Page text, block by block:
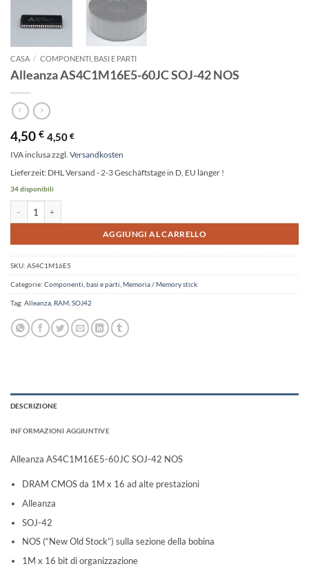
CASA / COMPONENTI, BASI E PARTI
Alleanza AS4C1M16E5-60JC SOJ-42 NOS
4,50 € 4,50 €
IVA inclusazzgl. Versandkosten
Lieferzeit: DHL Versand - 2-3 Geschäftstage in D, EU länger !
34 disponibili
AGGIUNGI AL CARRELLO
SKU: AS4C1M16E5
Categorie: Componenti, basi e parti Memoria / Memory stick
Tag: Alleanza RAM SOJ42
DESCRIZIONE
INFORMAZIONI AGGIUNTIVE
Alleanza AS4C1M16E5-60JC SOJ-42 NOS
DRAM CMOS da 1M x 16 ad alte prestazioni
Alleanza
SOJ-42
NOS (“New Old Stock”) sulla sezione della bobina
1M x 16 bit di organizzazione